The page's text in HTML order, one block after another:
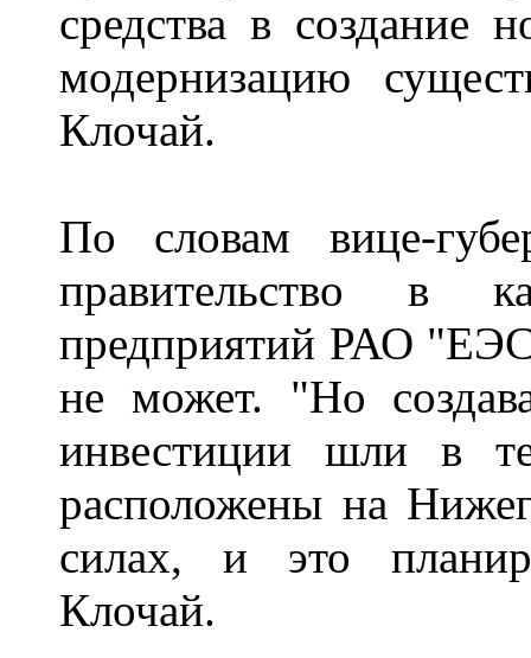
средства в создание
модернизацию
Клочай.
По словам вице-
правительство в
предприятий РАО
не может. "Но
инвестиции шли в
расположены на
силах, и это
Клочай.